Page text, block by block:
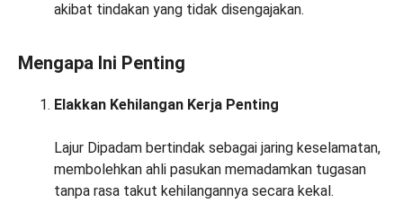
akibat tindakan yang tidak disengajakan.
Mengapa Ini Penting
Elakkan Kehilangan Kerja Penting
Lajur Dipadam bertindak sebagai jaring keselamatan,
membolehkan ahli pasukan memadamkan tugasan
tanpa rasa takut kehilangannya secara kekal.